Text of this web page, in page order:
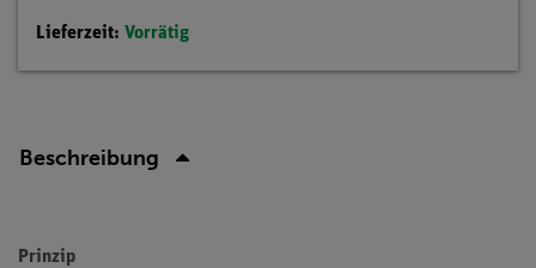
Lieferzeit: Vorrätig
Beschreibung
Prinzip